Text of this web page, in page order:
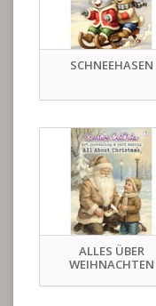
SCHNEEHASEN
ALLES ÜBER
WEIHNACHTEN